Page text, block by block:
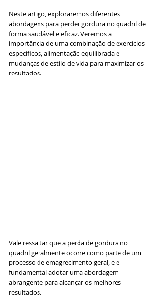
Neste artigo, exploraremos diferentes
abordagens para perder gordura no quadril de
forma saudável e eficaz. Veremos a
importância de uma combinação de exercícios
específicos, alimentação equilibrada e
mudanças de estilo de vida para maximizar os
resultados.
Vale ressaltar que a perda de gordura no
quadril geralmente ocorre como parte de um
processo de emagrecimento geral, e é
fundamental adotar uma abordagem
abrangente para alcançar os melhores
resultados.